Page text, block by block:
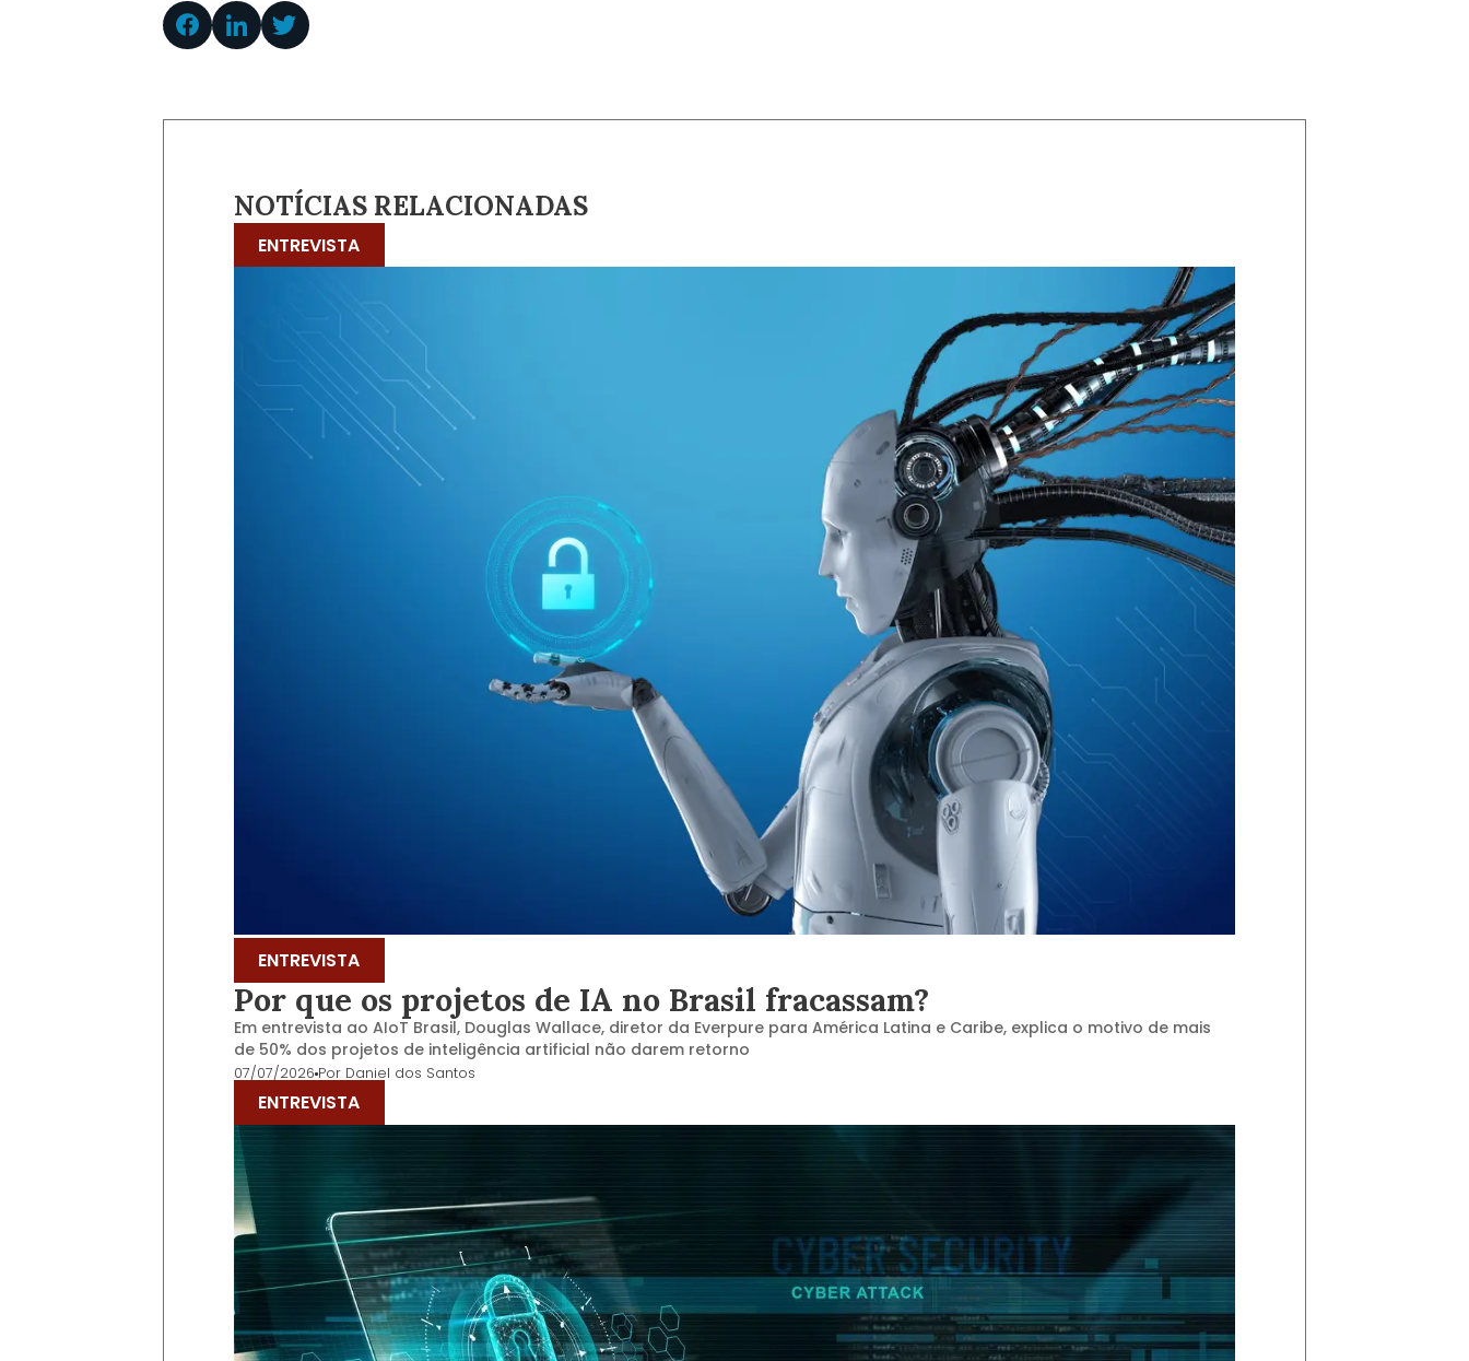
NOTÍCIAS RELACIONADAS
ENTREVISTA
ENTREVISTA
Por que os projetos de IA no Brasil fracassam?
Em entrevista ao AIoT Brasil, Douglas Wallace, diretor da Everpure para América Latina e Caribe, explica o motivo de mais
de 50% dos projetos de inteligência artificial não darem retorno
07/07/2026 Por Daniel dos Santos
ENTREVISTA